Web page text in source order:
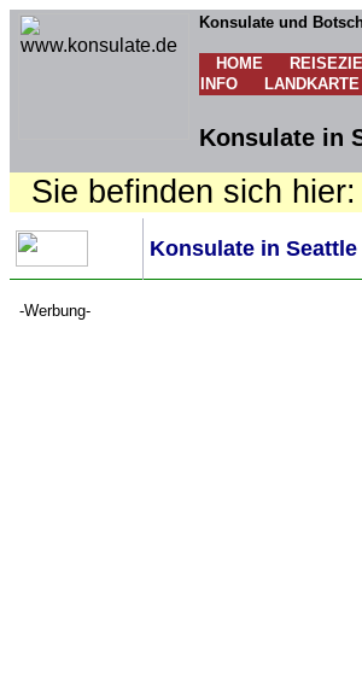
Konsulate und
HOME
INFO
LANDKARTE
Konsulate in
Sie befinden sich
Konsulate in
-Werbung-